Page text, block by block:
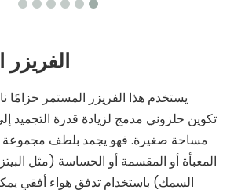
يستخدم هذا الفريزر المستمر حزامًا
تكوين حلزوني مدمج لزيادة قدرة التجميد
مساحة صغيرة. فهو يجمد بلطف مجموعة
المعبأة أو المقسمة أو الحساسة (مثل
السمك) باستخدام تدفق هواء أفقي